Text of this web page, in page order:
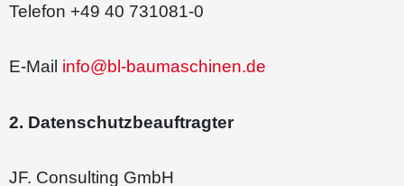
Telefon +49 40 731081-0
E-Mail info@bl-baumaschinen.de
2. Datenschutzbeauftragter
JF. Consulting GmbH